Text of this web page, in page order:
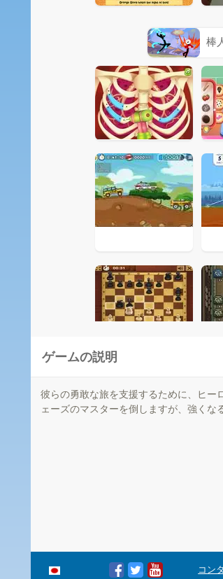
棒
ゲームの説明
彼らの勇敢な旅を支援するために、ヒー
ェーズのマスターを倒しますが、強くな
コン